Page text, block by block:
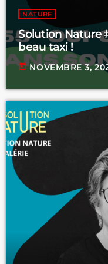
NATURE
Solution Nature
beau taxi !
today NOVEMBRE 3,